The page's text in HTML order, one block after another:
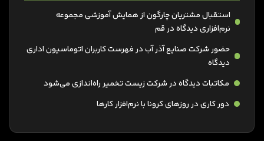
استقبال مشتریان چارگون از همایش آموزشی مجموعه
نرم‌افزاری دیدگاه در قم
حضور شرکت صنایع آذر آب در فهرست کاربران اتوماسیون اداری
دیدگاه
مکاتبات دیدگاه در شرکت زیست تخمیر راه‌اندازی می‌شود
دور کاری در روزهای کرونا با نرم‌افزار کارها